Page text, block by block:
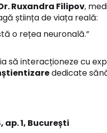
Ruxandra Filipov,
știința de viața reală:
o rețea neuronală.”
să interacționeze cu
dedicate
ap. 1, București